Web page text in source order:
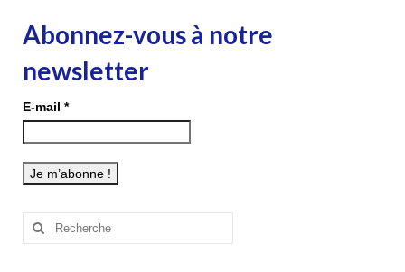
Abonnez-vous à notre
newsletter
E-mail *
Rechercher